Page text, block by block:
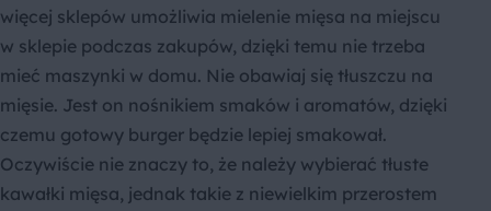
więcej sklepów umożliwia mielenie mięsa na miejscu
w sklepie podczas zakupów, dzięki temu nie trzeba
mieć maszynki w domu. Nie obawiaj się tłuszczu na
mięsie. Jest on nośnikiem smaków i aromatów, dzięki
czemu gotowy burger będzie lepiej smakował.
Oczywiście nie znaczy to, że należy wybierać tłuste
kawałki mięsa, jednak takie z niewielkim przerostem